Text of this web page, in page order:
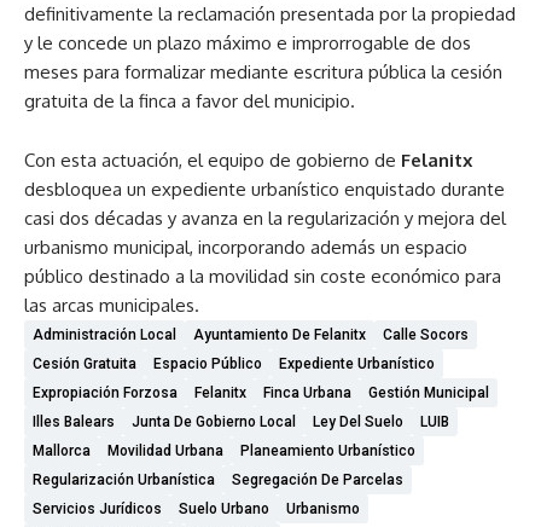
definitivamente la reclamación presentada por la propiedad
y le concede un plazo máximo e improrrogable de dos
meses para formalizar mediante escritura pública la cesión
gratuita de la finca a favor del municipio.
Con esta actuación, el equipo de gobierno de Felanitx
desbloquea un expediente urbanístico enquistado durante
casi dos décadas y avanza en la regularización y mejora del
urbanismo municipal, incorporando además un espacio
público destinado a la movilidad sin coste económico para
las arcas municipales.
Administración Local Ayuntamiento De Felanitx
Calle Socors
Cesión Gratuita
Espacio Público
Expediente Urbanístico
Expropiación Forzosa
Felanitx Finca Urbana
Gestión Municipal
Illes Balears
Junta De Gobierno Local Ley Del Suelo
LUIB
Mallorca
Movilidad Urbana
Planeamiento Urbanístico
Regularización Urbanística
Segregación De Parcelas
Servicios Jurídicos
Suelo Urbano
Urbanismo